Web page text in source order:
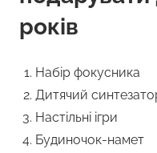
років
Набір фокусника
Дитячий
Настільні ігри
Будиночок-намет